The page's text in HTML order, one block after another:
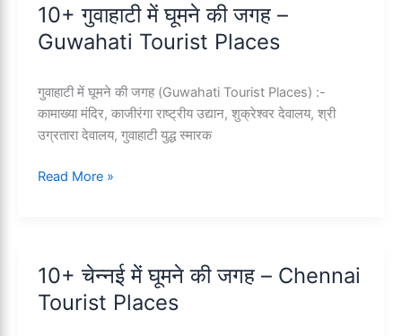
जगह
–
Tourist
Places
10+ गुवाहाटी में घूमने की जगह –
Guwahati Tourist Places
गुवाहाटी में घूमने की जगह (Guwahati Tourist Places) :-
कामाख्या मंदिर, काजीरंगा राष्ट्रीय उद्यान, शुक्रेश्वर देवालय, श्री
उग्रतारा देवालय, गुवाहाटी युद्ध स्मारक
10+
जगह
Read More »
10+ चेन्नई में घूमने की जगह – Chennai
Tourist Places